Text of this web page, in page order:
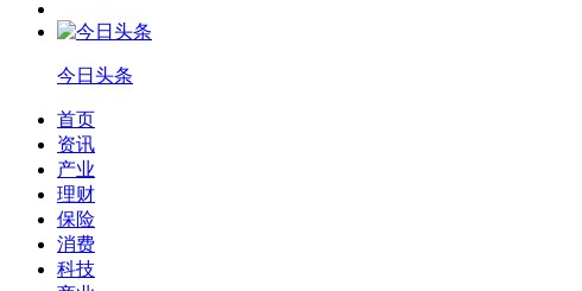
今日头条
首页
资讯
产业
理财
保险
消费
科技